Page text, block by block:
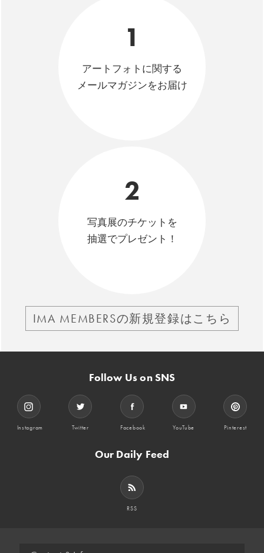
1
アートフォトに関する
メールマガジンをお届け
2
写真展のチケットを
抽選でプレゼント！
IMA MEMBERSの新規登録はこちら
Follow Us on SNS
Instagram Twitter Facebook YouTube Pinterest
Our Daily Feed
RSS